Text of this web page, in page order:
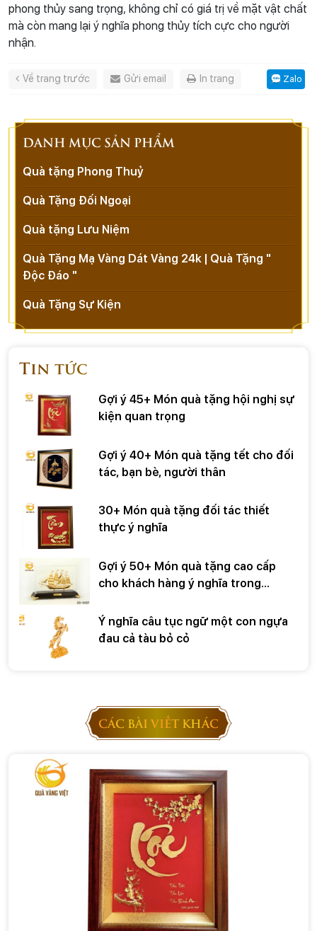
phong thủy sang trọng, không chỉ có giá trị về mặt vật chất
mà còn mang lại ý nghĩa phong thủy tích cực cho người
nhận.
Về trang trước Gửi email In trang Zalo
DANH MỤC SẢN PHẨM
Quà tặng Phong Thuỷ
Quà Tặng Đối Ngoại
Quà tặng Lưu Niệm
Quà Tặng Mạ Vàng Dát Vàng 24k | Quà Tặng "
Độc Đáo "
Quà Tặng Sự Kiện
Tin tức
Gợi ý 45+ Món quà tặng hội nghị sự
kiện quan trọng
Gợi ý 40+ Món quà tặng tết cho đối
tác, bạn bè, người thân
30+ Món quà tặng đối tác thiết
thực ý nghĩa
Gợi ý 50+ Món quà tặng cao cấp
cho khách hàng ý nghĩa trong
Ý nghĩa câu tục ngữ một con ngựa
đau cả tàu bỏ cỏ
CÁC BÀI VIẾT KHÁC